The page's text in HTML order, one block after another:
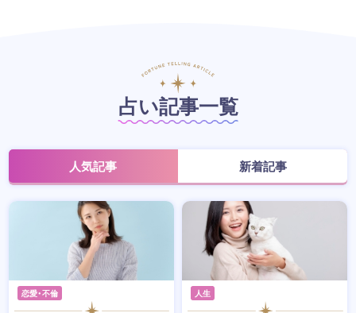
占い記事一覧
人気記事 新着記事
恋愛・不倫 人生